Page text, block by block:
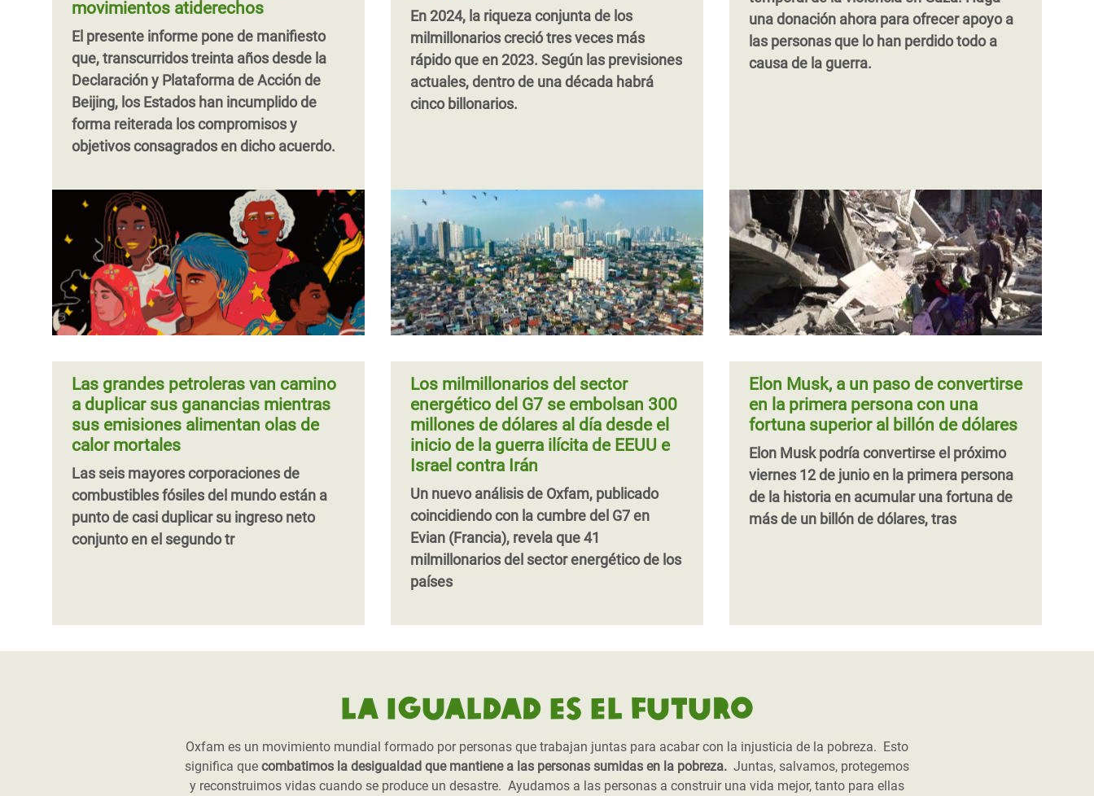
movimientos atiderechos
El presente informe pone de manifiesto
que, transcurridos treinta años desde la
Declaración y Plataforma de Acción de
Beijing, los Estados han incumplido de
forma reiterada los compromisos y
objetivos consagrados en dicho acuerdo.
En 2024, la riqueza conjunta de los
milmillonarios creció tres veces más
rápido que en 2023. Según las previsiones
actuales, dentro de una década habrá
cinco billonarios.
una donación ahora para ofrecer apoyo a
las personas que lo han perdido todo a
causa de la guerra.
Las grandes petroleras van camino
a duplicar sus ganancias mientras
sus emisiones alimentan olas de
calor mortales
Las seis mayores corporaciones de
combustibles fósiles del mundo están a
punto de casi duplicar su ingreso neto
conjunto en el segundo tr
Los milmillonarios del sector
energético del G7 se embolsan 300
millones de dólares al día desde el
inicio de la guerra ilícita de EEUU e
Israel contra Irán
Un nuevo análisis de Oxfam, publicado
coincidiendo con la cumbre del G7 en
Evian (Francia), revela que 41
milmillonarios del sector energético de los
países
Elon Musk, a un paso de convertirse
en la primera persona con una
fortuna superior al billón de dólares
Elon Musk podría convertirse el próximo
viernes 12 de junio en la primera persona
de la historia en acumular una fortuna de
más de un billón de dólares, tras
La igualdad es el futuro
Oxfam es un movimiento mundial formado por personas que trabajan juntas para acabar con la injusticia de la pobreza. Esto
significa que combatimos la desigualdad que mantiene a las personas sumidas en la pobreza. Juntas, salvamos, protegemos
y reconstruimos vidas cuando se produce un desastre. Ayudamos a las personas a construir una vida mejor, tanto para ellas